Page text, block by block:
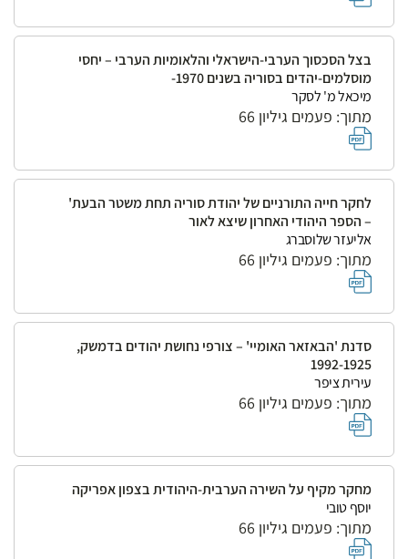
בצל הסכסוך הערבי-הישראלי והלאומיות הערבי – יחסי
מוסלמים-יהדים בסוריה בשנים 1970-
מיכאל מ' לסקר
מתוך: פעמים גיליון 66
לחקר חייה התורניים של יהודת סוריה תחת משטר הבעת'
– הספר היהודי האחרון שיצא לאור
אליעזר שלוסברג
מתוך: פעמים גיליון 66
סדנת 'הבאזאר האומיי' – צורפי נחושת יהודים בדמשק,
1992-1925
עירית ציפר
מתוך: פעמים גיליון 66
מחקר מקיף על השירה הערבית-היהודית בצפון אפריקה
יוסף טובי
מתוך: פעמים גיליון 66